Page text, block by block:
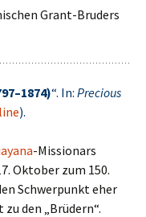
Grant-Bruders
“. In: Precious
).
-Missionars
Oktober zum 150.
Schwerpunkt eher
den „Brüdern“.